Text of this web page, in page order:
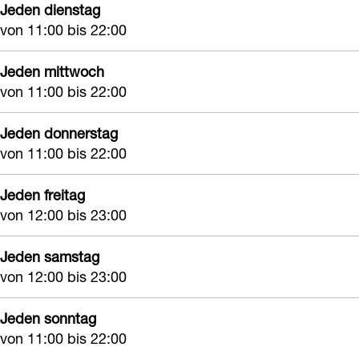
a
l
i
t
ä
t
e
z
i
l
i
t
ä
t
e
a
l
ä
t
e
n
Jeden dienstag
von 11:00 bis 22:00
Jeden mittwoch
von 11:00 bis 22:00
Jeden donnerstag
von 11:00 bis 22:00
Jeden freitag
von 12:00 bis 23:00
Jeden samstag
von 12:00 bis 23:00
Jeden sonntag
von 11:00 bis 22:00